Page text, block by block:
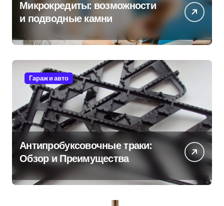
Микрокредиты: возможности
и подводные камни
Гараж и авто
Антипробуксовочные траки:
Обзор и Преимущества